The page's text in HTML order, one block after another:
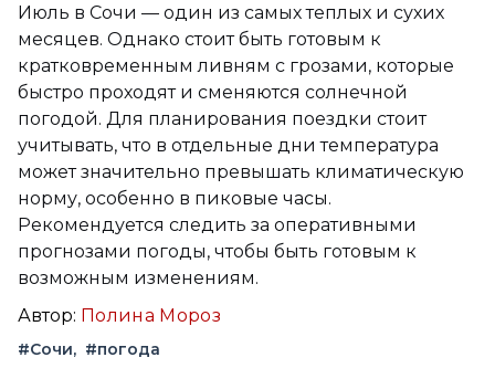
Июль в Сочи — один из самых теплых и сухих
месяцев. Однако стоит быть готовым к
кратковременным ливням с грозами, которые
быстро проходят и сменяются солнечной
погодой. Для планирования поездки стоит
учитывать, что в отдельные дни температура
может значительно превышать климатическую
норму, особенно в пиковые часы.
Рекомендуется следить за оперативными
прогнозами погоды, чтобы быть готовым к
возможным изменениям.
Автор: Полина Мороз
#Сочи #погода